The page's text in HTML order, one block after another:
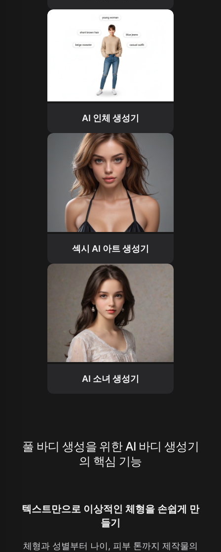
AI 인체 생성기
섹시 AI 아트 생성기
AI 소녀 생성기
풀 바디 생성을 위한 AI 바디 생성기
의 핵심 기능
텍스트만으로 이상적인 체형을 손쉽게 만
들기
체형과 성별부터 나이, 피부 톤까지 제작물의